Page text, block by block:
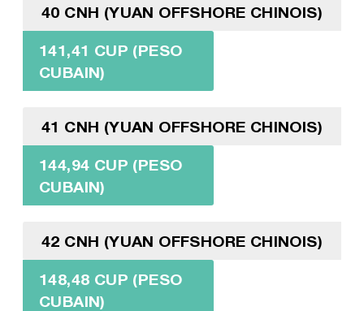
40 CNH (YUAN OFFSHORE CHINOIS)
141,41 CUP (PESO
CUBAIN)
41 CNH (YUAN OFFSHORE CHINOIS)
144,94 CUP (PESO
CUBAIN)
42 CNH (YUAN OFFSHORE CHINOIS)
148,48 CUP (PESO
CUBAIN)